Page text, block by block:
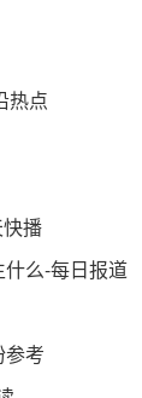
热点
播
么-每日报道
考